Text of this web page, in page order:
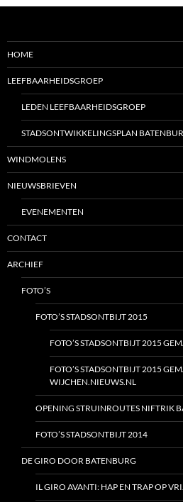
HOME
LEEFBAARHEIDSGROEP
LEDEN LEEFBAARHEIDSGROEP
STADSONTWIKKELINGSPLAN
WINDMOLENS
NIEUWSBRIEVEN
EVENEMENTEN
CONTACT
ARCHIEF
FOTO’S
FOTO’S STADSONTBIJT 2015
FOTO’S STADSONTBIJT 2015
FOTO’S STADSONTBIJT 2015
WIJCHEN.NIEUWS.NL
OPENING STRUINROUTES NIFTRIK
FOTO’S STADSONTBIJT 2014
DE GIRO DOOR BATENBURG
IL GIRO AVANTI: HAP EN TRAP OP